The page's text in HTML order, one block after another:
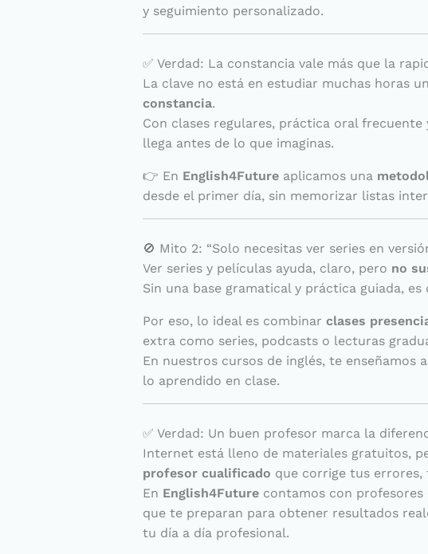
y seguimiento personalizado.
✅ Verdad: La constancia vale más que la
La clave no está en estudiar muchas horas
constancia.
Con clases regulares, práctica oral
llega antes de lo que imaginas.
👉 En English4Futureaplicamos una
desde el primer día, sin memorizar listas
🚫 Mito 2: “Solo necesitas ver series en
Ver series y películas ayuda, claro, pero no
Sin una base gramatical y práctica guiada,
Por eso, lo ideal es combinar clases
extra como series, podcasts o lecturas
En nuestros cursos de inglés, te enseñamos
lo aprendido en clase.
✅ Verdad: Un buen profesor marca la
Internet está lleno de materiales gratuitos,
profesor cualificado que corrige tus errores,
En English4Futurecontamos con profesores
que te preparan para obtener resultados
tu día a día profesional.